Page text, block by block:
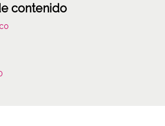
contenido